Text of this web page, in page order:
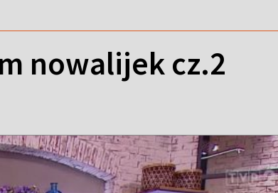
nowalijek cz.2